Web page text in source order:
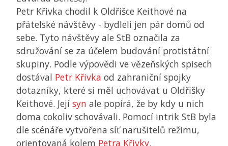
Petr Křivka chodil k Oldřišce Keithové na
přátelské návštěvy - bydleli jen pár domů od
sebe. Tyto návštěvy ale StB označila za
sdružování se za účelem budování protistátní
skupiny. Podle výpovědi ve vězeňských spisech
dostával Petr Křivka od zahraniční spojky
dotazníky, které si měl uchovávat u Oldřišky
Keithové. Její syn ale popírá, že by kdy u nich
doma cokoliv schovávali. Pomocí intrik StB byla
dle scénáře vytvořena síť narušitelů režimu,
orientovaná kolem Petra Křivky.